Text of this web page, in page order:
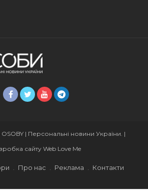
| Персональні новини України. |
сайтуWeb Love Me
Про нас Реклама Контакти